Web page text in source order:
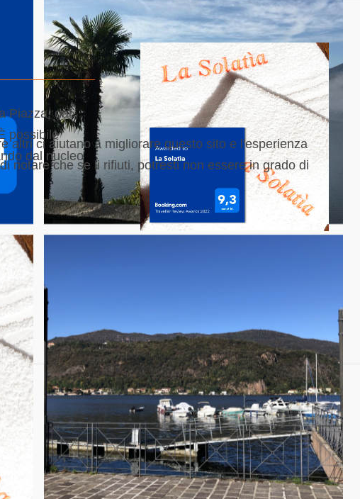
Piazza, dal
possibile
dal nucleo
altri ci aiutano a migliorare questo sito e l'esperienza
notare che se li rifiuti, potresti non essere in grado di